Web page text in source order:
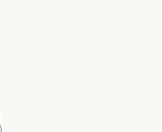
Security